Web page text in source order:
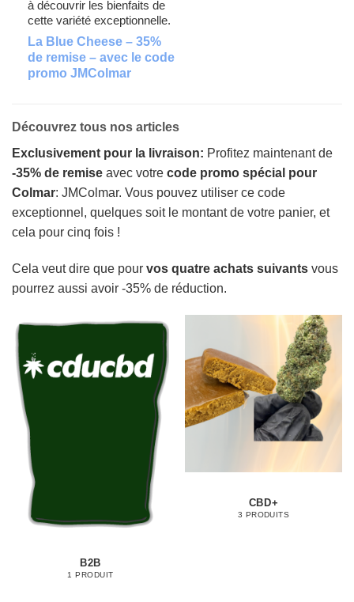
à découvrir les bienfaits de
cette variété exceptionnelle.
La Blue Cheese – 35%
de remise – avec le code
promo JMColmar
Découvrez tous nos articles
Exclusivement pour la livraison: Profitez maintenant de
-35% de remise avec votre code promo spécial pour
Colmar: JMColmar. Vous pouvez utiliser ce code
exceptionnel, quelques soit le montant de votre panier, et
cela pour cinq fois !
Cela veut dire que pour vos quatre achats suivants vous
pourrez aussi avoir -35% de réduction.
B2B
1 PRODUIT
CBD+
3 PRODUITS